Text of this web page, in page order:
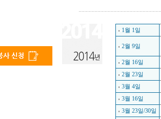
1월 1일
2월 9일
2월 16일
2월 23일
3월 4일
3월 16일
3월 23일/30일